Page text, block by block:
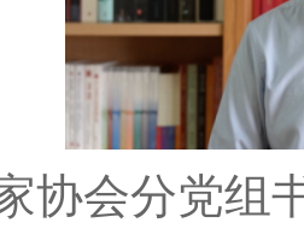
协会分党组